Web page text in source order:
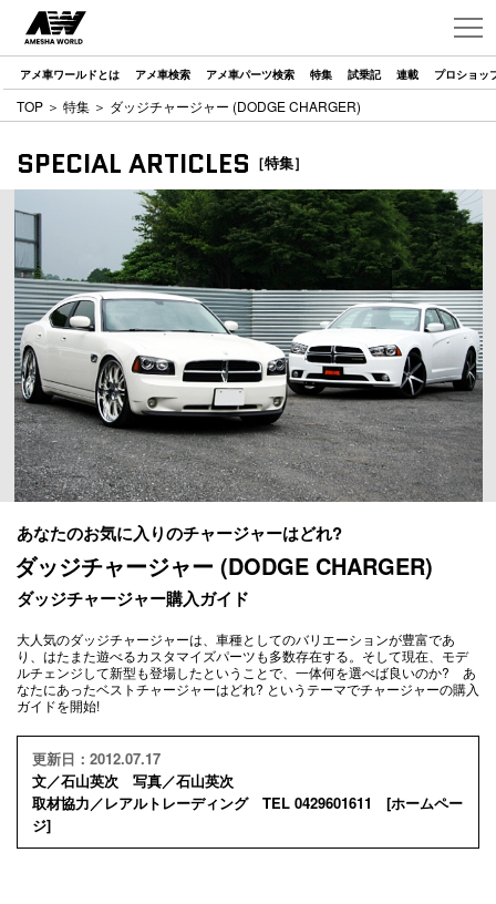
アメ車ワールドとは アメ車検索 アメ車パーツ検索 特集 試乗記 連載 プロショッ
TOP ＞ 特集 ＞ ダッジチャージャー (DODGE CHARGER)
SPECIAL ARTICLES ［特集］
あなたのお気に入りのチャージャーはどれ?
ダッジチャージャー (DODGE CHARGER)
ダッジチャージャー購入ガイド
大人気のダッジチャージャーは、車種としてのバリエーションが豊富であ
り、はたまた遊べるカスタマイズパーツも多数存在する。そして現在、モデ
ルチェンジして新型も登場したということで、一体何を選べば良いのか? あ
なたにあったベストチャージャーはどれ? というテーマでチャージャーの購入
ガイドを開始!
更新日：2012.07.17
文／石山英次 写真／石山英次
取材協力／レアルトレーディング TEL 0429601611 [ホームペー
ジ]